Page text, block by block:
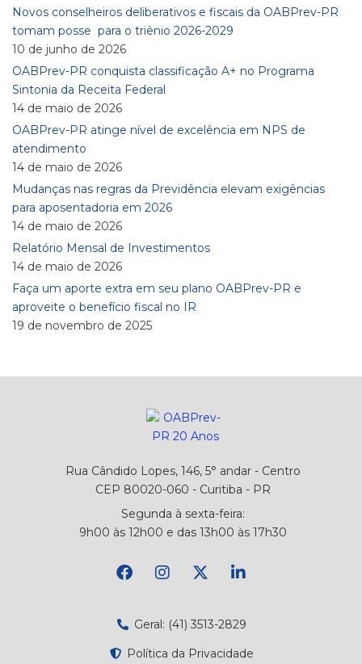
Novos conselheiros deliberativos e fiscais da OABPrev-PR
tomam posse para o triênio 2026-2029
10 de junho de 2026
OABPrev-PR conquista classificação A+ no Programa
Sintonia da Receita Federal
14 de maio de 2026
OABPrev-PR atinge nível de excelência em NPS de
atendimento
14 de maio de 2026
Mudanças nas regras da Previdência elevam exigências
para aposentadoria em 2026
14 de maio de 2026
Relatório Mensal de Investimentos
14 de maio de 2026
Faça um aporte extra em seu plano OABPrev-PR e
aproveite o benefício fiscal no IR
19 de novembro de 2025
Rua Cândido Lopes, 146, 5° andar - Centro
CEP 80020-060 - Curitiba - PR
Segunda à sexta-feira:
9h00 às 12h00 e das 13h00 às 17h30
Geral: (41) 3513-2829
Política da Privacidade